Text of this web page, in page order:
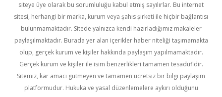
siteye üye olarak bu sorumluluğu kabul etmiş sayılırlar. Bu internet
sitesi, herhangi bir marka, kurum veya şahıs şirketi ile hiçbir bağlantısı
bulunmamaktadır. Sitede yalnızca kendi hazırladığımız makaleler
paylaşılmaktadır. Burada yer alan içerikler haber niteliği taşımamakta
olup, gerçek kurum ve kişiler hakkında paylaşım yapılmamaktadır.
Gerçek kurum ve kişiler ile isim benzerlikleri tamamen tesadüfidir.
Sitemiz, kar amacı gütmeyen ve tamamen ücretsiz bir bilgi paylaşım
platformudur. Hukuka ve yasal düzenlemelere aykırı olduğunu